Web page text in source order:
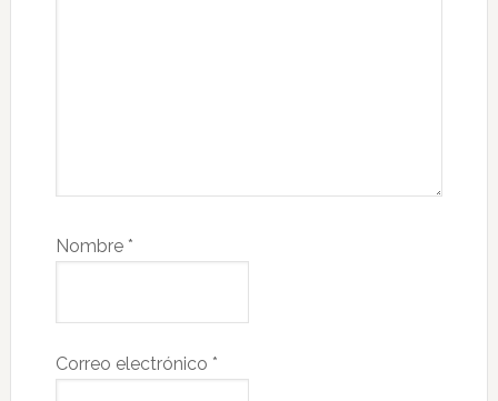
Nombre *
Correo electrónico *